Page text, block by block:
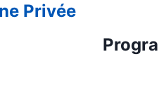
Privée